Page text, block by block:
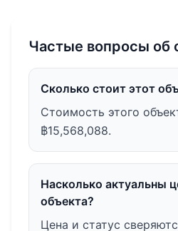
Частые вопросы об
Сколько стоит этот
Стоимость этого
฿15,568,088.
Насколько актуальны
объекта?
Цена и статус